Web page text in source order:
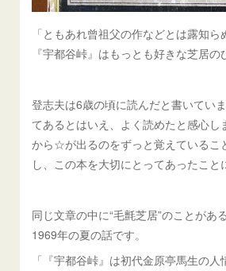
「ともあれ曾祖父の作などとは露知ら
『宇都谷峠』はもっとも好きな芝居の
登志夫は6歳の頃に読んだと書いてい
てあるとはいえ、よく読めたと感心し
から☆が出るのをずっと覚えているこ
し、この本を大切にとってあったこと
同じ文章の中に“毛氈芝居”のことがあ
1969年の夏の話です。
「『宇都谷峠』は初代金原亭馬生の